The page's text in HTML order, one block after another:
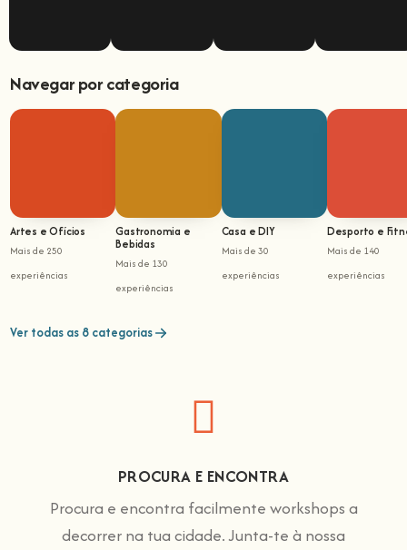
Navegar por categoria
Artes e Ofícios
Mais de 250
experiências
Gastronomia e
Bebidas
Mais de 130
experiências
Casa e DIY
Mais de 30
experiências
Desporto e
Mais de 140
experiências
Ver todas as 8 categorias
PROCURA E ENCONTRA
Procura e encontra facilmente workshops a
decorrer na tua cidade. Junta-te à nossa